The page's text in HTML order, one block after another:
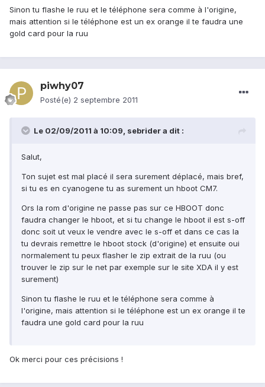
Sinon tu flashe le ruu et le téléphone sera comme à l'origine,
mais attention si le téléphone est un ex orange il te faudra une
gold card pour la ruu
piwhy07
Posté(e) 2 septembre 2011
Le 02/09/2011 à 10:09, sebrider a dit :
Salut,
Ton sujet est mal placé il sera surement déplacé, mais bref,
si tu es en cyanogene tu as surement un hboot CM7.
Ors la rom d'origine ne passe pas sur ce HBOOT donc
faudra changer le hboot, et si tu change le hboot il est s-off
donc soit ut veux le vendre avec le s-off et dans ce cas la
tu devrais remettre le hboot stock (d'origine) et ensuite oui
normalement tu peux flasher le zip extrait de la ruu (ou
trouver le zip sur le net par exemple sur le site XDA il y est
surement)
Sinon tu flashe le ruu et le téléphone sera comme à
l'origine, mais attention si le téléphone est un ex orange il te
faudra une gold card pour la ruu
Ok merci pour ces précisions !